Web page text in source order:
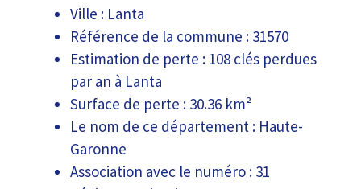
Ville : Lanta
Référence de la commune : 31570
Estimation de perte : 108 clés perdues
par an à Lanta
Surface de perte : 30.36 km²
Le nom de ce département : Haute-
Garonne
Association avec le numéro : 31